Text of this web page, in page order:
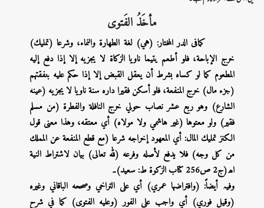
مأخَذُ الفَتوی
کمافی الدر المختار: (هي) لغة الطهارة والنماء، وشرعا (تمليك)
خرج الإباحة، فلو أطعم يتيما ناويا الزكاة لا يجزيه إلا إذا دفع إليه
المطعوم كما لو كساه بشرط أن يعقل القبض إلا إذا حكم عليه بنفقتهم
(جزء مال) خرج المنفعة، فلو أسكن فقيرا داره سنة ناويا لا يجزيه (عينه
الشارع) وهو ربع عشر نصاب حولي خرج النافلة والفطرة (من مسلم
فقير) ولو معتوها (غير هاشمي ولا مولاه) أي معتقه، وهذا معنى قول
الكنز تمليك المال: أي المعهود إخراجه شرعا (مع قطع المنفعة عن المملك
من كل وجه) فلا يدفع لأصله وفرعه (لله تعالى) بيان لاشتراط النية
اھ(ج2 ص256 کتاب الزکوۃ ط: سعید)۔
وفیہ أیضاً: (وافتراضها عمري) أي على التراخي وصححه الباقاني وغيره
(وقيل فوري) أي واجب على الفور (وعليه الفتوى) كما في شرح